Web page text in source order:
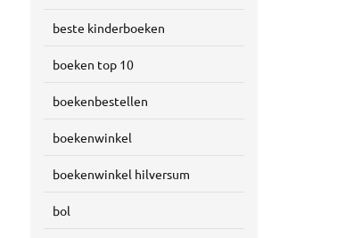
beste kinderboeken
boeken top 10
boekenbestellen
boekenwinkel
boekenwinkel hilversum
bol